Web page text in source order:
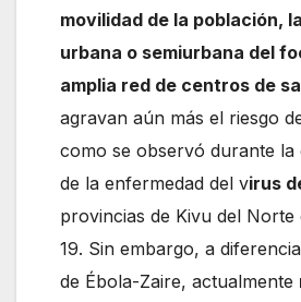
movilidad de la población,
urbana o semiurbana del
amplia red de centros de
agravan aún más el riesgo
como se observó durante la
de la enfermedad del virus
provincias de Kivu del Norte
19. Sin embargo, a
de Ébola-Zaire, actualmente